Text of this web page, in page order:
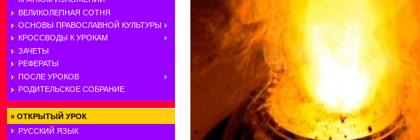
ВЕЛИКОЛЕПНАЯ СОТНЯ
ОСНОВЫ ПРАВОСЛАВНОЙ КУЛЬТУРЫ
КРОССВОДЫ К УРОКАМ
ЗАЧЕТЫ
РЕФЕРАТЫ
ПОСЛЕ УРОКОВ
РОДИТЕЛЬСКОЕ СОБРАНИЕ
» ОТКРЫТЫЙ УРОК
РУССКИЙ ЯЗЫК